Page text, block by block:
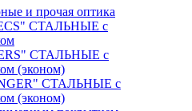
и прочая оптика
СТАЛЬНЫЕ с
СТАЛЬНЫЕ с
(эконом)
СТАЛЬНЫЕ с
(эконом)